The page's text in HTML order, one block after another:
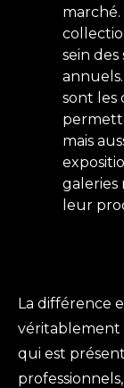
sein
sont les
mais
leur
La différence
véritablement
qui est